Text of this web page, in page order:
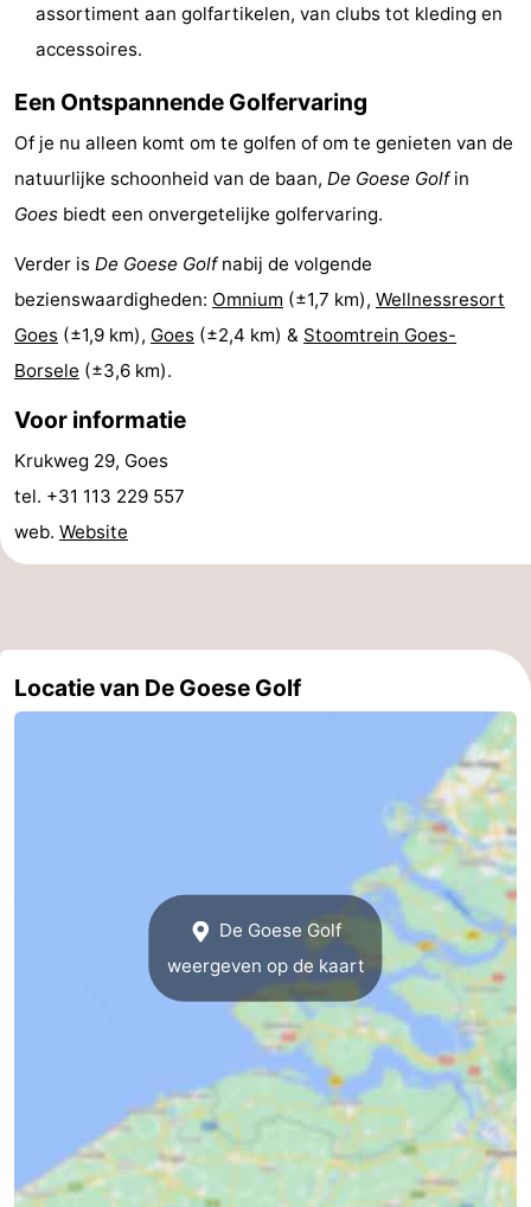
Bowlen
Wellness
Steden
Rondleidingen
Zwembaden
-
Paardrijden
-
paravliegen
drinken
Ringrijden
Medische
adressen
Regio
assortiment aan golfartikelen, van clubs tot kleding en
accessoires.
Een Ontspannende Golfervaring
Of je nu alleen komt om te golfen of om te genieten van de
natuurlijke schoonheid van de baan, De Goese Golfin
Goes biedt een onvergetelijke golfervaring.
Verder is De Goese Golfnabij de volgende
bezienswaardigheden: Omnium (±1,7 km), Wellnessresort
Goes (±1,9 km), Goes (±2,4 km) & Stoomtrein Goes-
Borsele (±3,6 km).
Voor informatie
Krukweg 29, Goes
tel. +31 113 229 557
web. Website
Locatie van De Goese Golf
De Goese Golf
weergeven op de kaart